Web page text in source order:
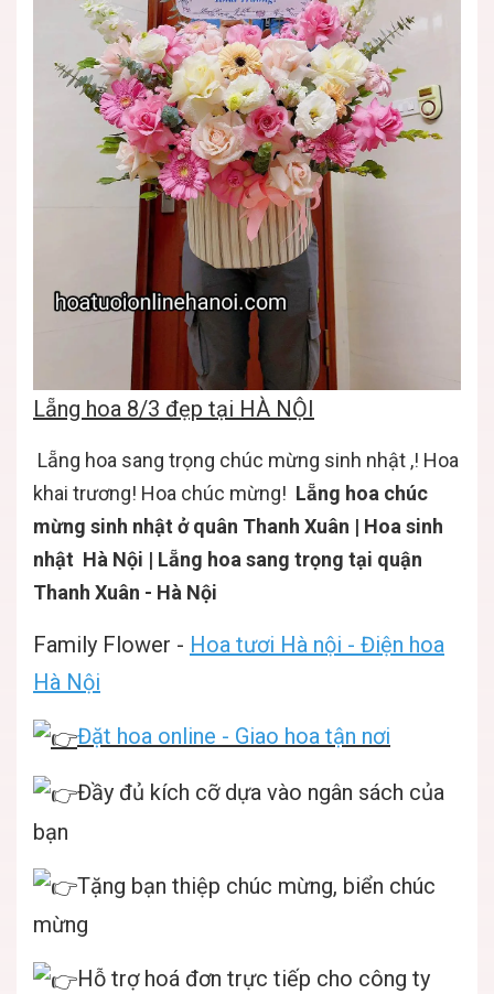
Lẵng hoa 8/3 đẹp tại HÀ NỘI
Lẵng hoa sang trọng chúc mừng sinh nhật ,! Hoa
khai trương! Hoa chúc mừng! Lẵng hoa chúc
mừng sinh nhật ở quân Thanh Xuân | Hoa sinh
nhật Hà Nội | Lẵng hoa sang trọng tại quận
Thanh Xuân - Hà Nội
Family Flower - Hoa tươi Hà nội - Điện hoa
Hà Nội
Đặt hoa online - Giao hoa tận nơi
Đầy đủ kích cỡ dựa vào ngân sách của
bạn
Tặng bạn thiệp chúc mừng, biển chúc
mừng
Hỗ trợ hoá đơn trực tiếp cho công ty